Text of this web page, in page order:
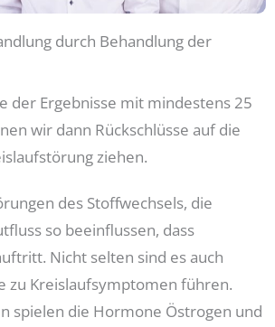
durch Behandlung der
der Ergebnisse mit mindestens 25
wir dann Rückschlüsse auf die
ziehen.
des Stoffwechsels, die
so beeinflussen, dass
Nicht selten sind es auch
zu Kreislaufsymptomen führen.
spielen die Hormone Östrogen und